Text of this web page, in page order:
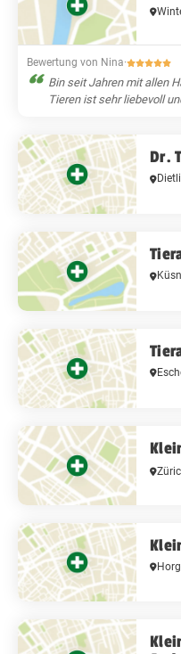
Bewertung von Nina·
Bin seit Jahren mit allen
Tieren ist sehr liebevoll
Dr.